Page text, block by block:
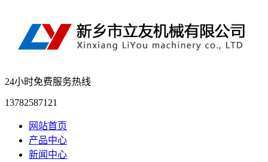
24小时免费服务热线
13782587121
网站首页
产品中心
新闻中心